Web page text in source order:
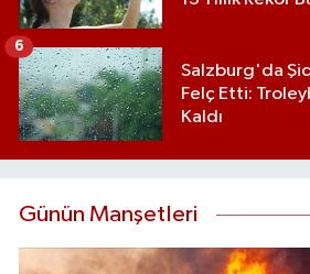
Salzburg'da
Felç Etti:
Kaldı
6
Günün Manşetleri